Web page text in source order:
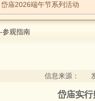
庙2026端午节系列活动
参观的温馨提示
-参观指南
信息来源：
岱庙实